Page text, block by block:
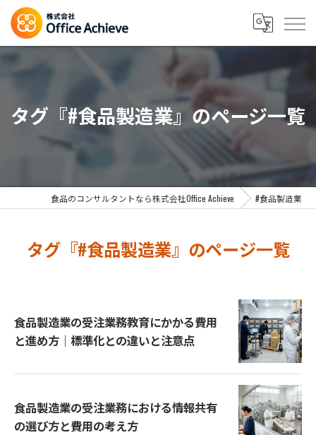
タグ『#食品製造業』のページ一覧
食品のコンサルタントなら株式会社Office Achieve #食品製造業
タグ『#食品製造業』のページ一覧
食品製造業の受注業務教育にかかる費用
と進め方｜標準化との違いと注意点
食品製造業の受注業務における情報共有
の選び方と費用の考え方